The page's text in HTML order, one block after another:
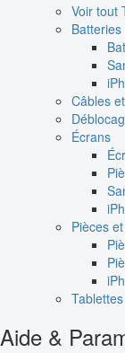
Voir tout
Batteries
Câbles
Écrans
Pièces
Aide &